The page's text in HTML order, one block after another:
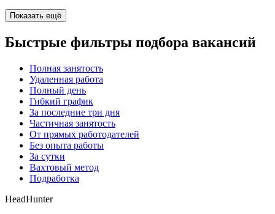
Показать ещё
Быстрые фильтры подбора вакансий
Полная занятость
Удаленная работа
Полный день
Гибкий график
За последние три дня
Частичная занятость
От прямых работодателей
Без опыта работы
За сутки
Вахтовый метод
Подработка
HeadHunter